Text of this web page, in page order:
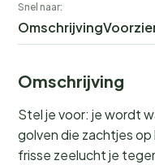
Snel naar:
Omschrijving
Omschrijving
Stel je voor: je wordt
golven die zachtjes
frisse zeelucht je